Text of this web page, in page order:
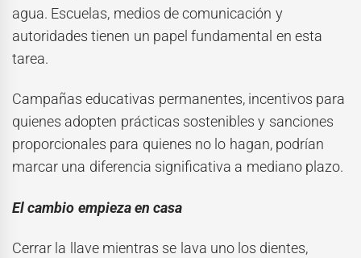
agua. Escuelas, medios de comunicación y
autoridades tienen un papel fundamental en esta
tarea.
Campañas educativas permanentes, incentivos para
quienes adopten prácticas sostenibles y sanciones
proporcionales para quienes no lo hagan, podrían
marcar una diferencia significativa a mediano plazo.
El cambio empieza en casa
Cerrar la llave mientras se lava uno los dientes,